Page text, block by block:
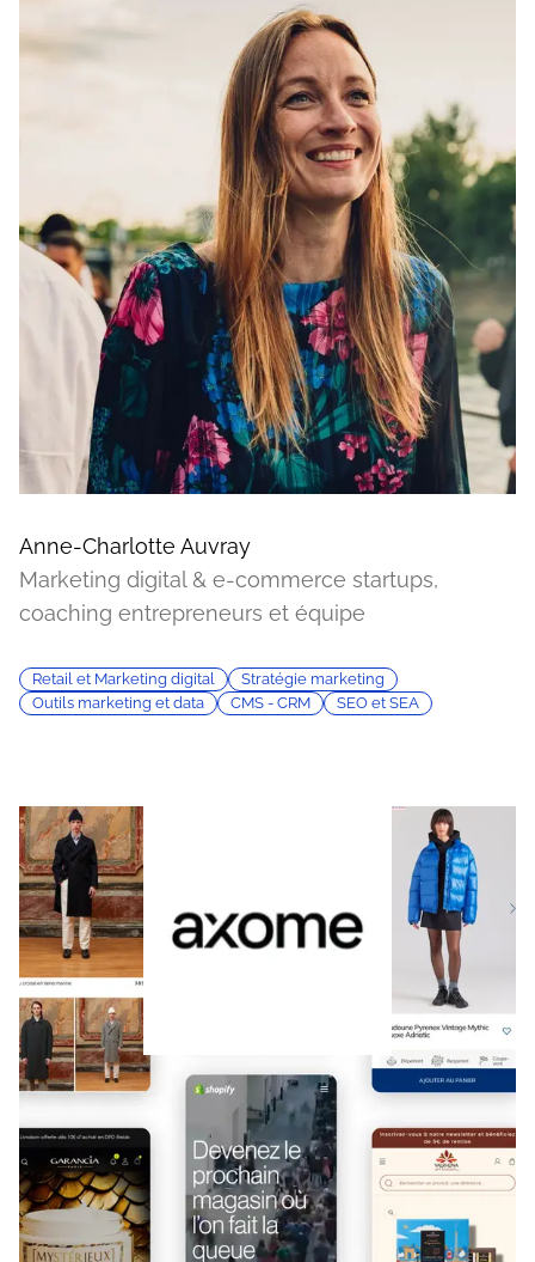
Anne-Charlotte Auvray
Marketing digital & e-commerce startups,
coaching entrepreneurs et équipe
Retail et Marketing digital
Stratégie marketing
Outils marketing et data
CMS - CRM SEO et SEA